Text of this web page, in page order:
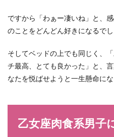
ですから「わぁー凄いね」と、
のことをどんどん好きになるでし
そしてベッドの上でも同じく、
チ最高、とても良かった」と、
なたを悦ばせようと一生懸命に
乙女座肉食系男子